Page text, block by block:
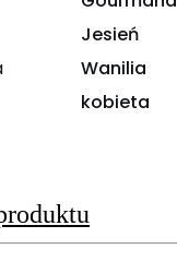
Jesień
Wanilia
kobieta